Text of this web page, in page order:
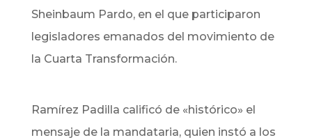
Sheinbaum Pardo, en el que participaron
legisladores emanados del movimiento de
la Cuarta Transformación.
​Ramírez Padilla calificó de «histórico» el
mensaje de la mandataria, quien instó a los